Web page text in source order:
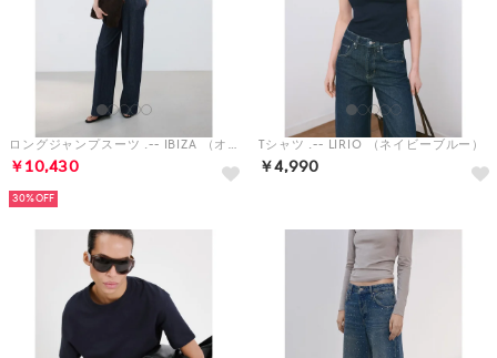
ロングジャンプスーツ .-- IBIZA （オープンブルー）
￥10,430
30%
Tシャツ .-- LIRIO （ネイビーブルー）
￥4,990